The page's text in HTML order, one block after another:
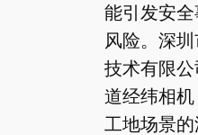
能引发安
风险。深
技术有限
道经纬相
工地场景的